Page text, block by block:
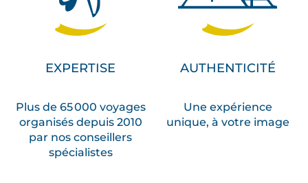
EXPERTISE
Plus de 65 000 voyages
organisés depuis 2010
par nos conseillers
spécialistes
AUTHENTICITÉ
Une expérience
unique, à votre image